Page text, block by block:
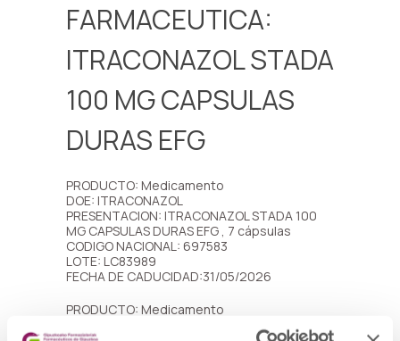
FARMACEUTICA:
ITRACONAZOL STADA
100 MG CAPSULAS
DURAS EFG
PRODUCTO: Medicamento
DOE: ITRACONAZOL
PRESENTACION: ITRACONAZOL STADA 100
MG CAPSULAS DURAS EFG , 7 cápsulas
CODIGO NACIONAL: 697583
LOTE: LC83989
FECHA DE CADUCIDAD:31/05/2026
PRODUCTO: Medicamento